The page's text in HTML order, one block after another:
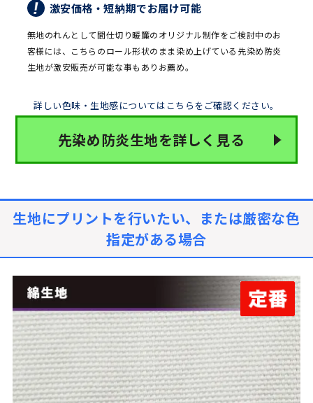
激安価格・短納期でお届け可能
無地のれんとして間仕切り暖簾のオリジナル制作をご検討中のお
客様には、こちらのロール形状のまま染め上げている先染め防炎
生地が激安販売が可能な事もありお薦め。
詳しい色味・生地感についてはこちらをご確認ください。
先染め防炎生地を詳しく見る
生地にプリントを行いたい、または厳密な色
指定がある場合